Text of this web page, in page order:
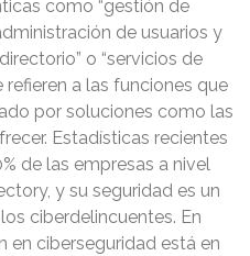
como “gestión de
de usuarios y
o “servicios de
a las funciones que
por soluciones como las
Estadísticas recientes
de las empresas a nivel
y su seguridad es un
ciberdelincuentes. En
en ciberseguridad está en